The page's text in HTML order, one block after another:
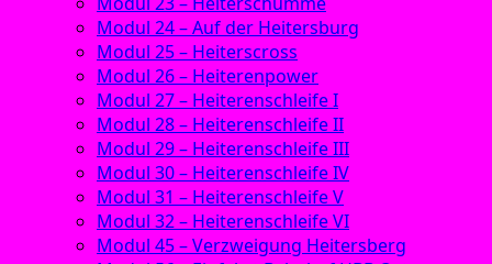
Modul 24 – Auf der Heitersburg
Modul 25 – Heiterscross
Modul 26 – Heiterenpower
Modul 27 – Heiterenschleife I
Modul 28 – Heiterenschleife II
Modul 29 – Heiterenschleife III
Modul 30 – Heiterenschleife IV
Modul 31 – Heiterenschleife V
Modul 32 – Heiterenschleife VI
Modul 45 – Verzweigung Heitersberg